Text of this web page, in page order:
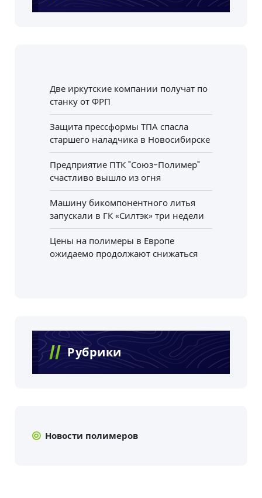
Две иркутские компании получат по
станку от ФРП
Защита прессформы ТПА спасла
старшего наладчика в Новосибирске
Предприятие ПТК "Союз-Полимер"
счастливо вышло из огня
Машину бикомпонентного литья
запускали в ГК «Силтэк» три недели
Цены на полимеры в Европе
ожидаемо продолжают снижаться
Рубрики
Новости полимеров